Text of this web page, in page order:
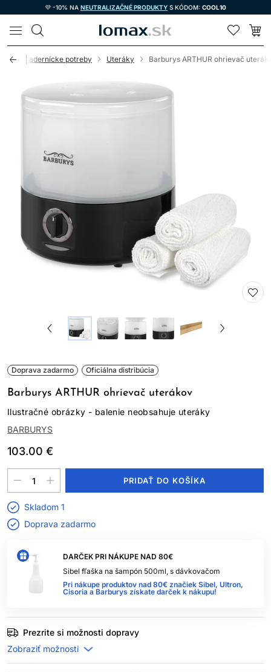
💜 -10% NA NEUTRALIZAČNÉ PRODUKTY S KÓDOM: COOL10
LOMAX
Kadernícke potreby Uteráky Barburys ARTHUR ohrievač
Doprava zadarmo Oficiálna distribúcia
Barburys ARTHUR ohrievač uterákov
Ilustračné obrázky - balenie neobsahuje uteráky
BARBURYS
103.00 €
DARČEK PRI NÁKUPE NAD 80€
Sibel fľaška na šampón 500ml, s dávkovačom
Pri nákupe produktov nad 80€ značiek Sibel, Ultron,
Cisoria a Barburys získate darček k nákupu!
PRIDAŤ DO KOŠÍKA
Skladom 1
Doprava zadarmo
Prezrite si možnosti dopravy